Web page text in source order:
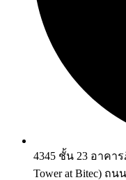
4345 ชั้น 23 อาคา
Tower at Bitec) ถ